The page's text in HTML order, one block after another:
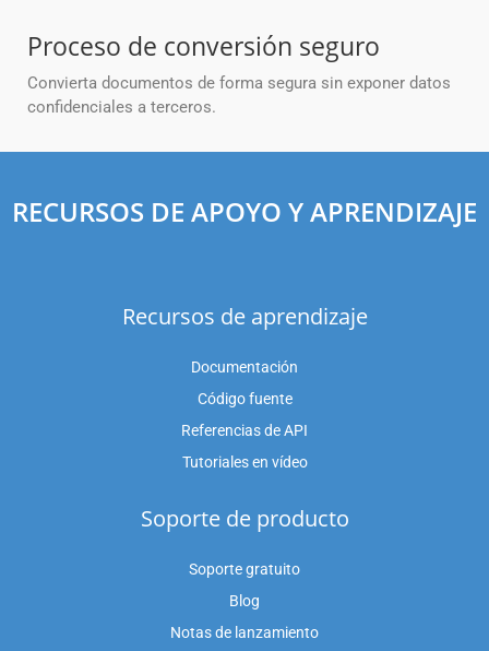
Proceso de conversión seguro
Convierta documentos de forma segura sin exponer datos
confidenciales a terceros.
RECURSOS DE APOYO Y APRENDIZAJE
Recursos de aprendizaje
Documentación
Código fuente
Referencias de API
Tutoriales en vídeo
Soporte de producto
Soporte gratuito
Blog
Notas de lanzamiento